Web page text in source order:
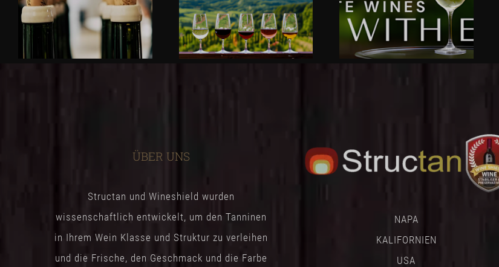
ÜBER UNS
Structan und Wineshield wurden
wissenschaftlich entwickelt, um den Tanninen
in Ihrem Wein Klasse und Struktur zu verleihen
und die Frische, den Geschmack und die Farbe
NAPA
KALIFORNIEN
USA